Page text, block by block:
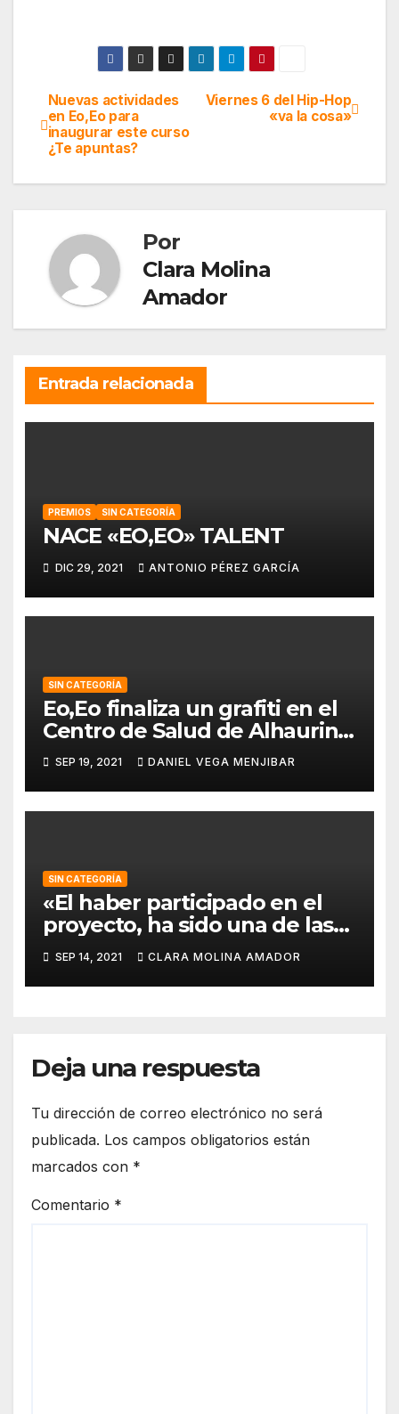
Navegación
de
entradas
Viernes 6 del Hip-Hop
«va la cosa»
Nuevas actividades
en Eo,Eo para
inaugurar este curso
¿Te apuntas?
Por
Clara Molina
Amador
Entrada relacionada
PREMIOS SIN CATEGORÍA
NACE «EO,EO» TALENT
DIC 29, 2021 ANTONIO PÉREZ GARCÍA
SIN CATEGORÍA
Eo,Eo finaliza un grafiti en el
Centro de Salud de Alhaurin
de la Torre.
SEP 19, 2021 DANIEL VEGA MENJIBAR
SIN CATEGORÍA
«El haber participado en el
proyecto, ha sido una de las
mejores experiencias que he
vivido, pues a pesar de la
barrera del idioma, he sido
SEP 14, 2021 CLARA MOLINA AMADOR
Deja una respuesta
Tu dirección de correo electrónico no será
publicada. Los campos obligatorios están
marcados con *
Comentario *